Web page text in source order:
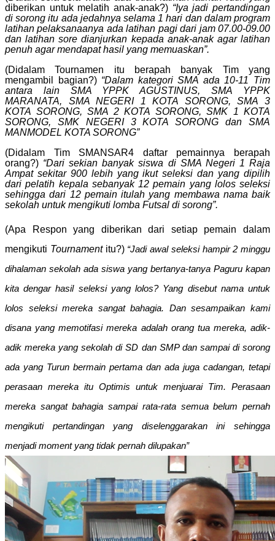
diberikan untuk melatih anak-anak?) “Iya jadi pertandingan
di sorong itu ada jedahnya selama 1 hari dan dalam program
latihan pelaksanaanya ada latihan pagi dari jam 07.00-09.00
dan latihan sore dianjurkan kepada anak-anak agar latihan
penuh agar mendapat hasil yang memuaskan”.
(Didalam Tournamen itu berapah banyak Tim yang
mengambil bagian?) “Dalam kategori SMA ada 10-11 Tim
antara lain SMA YPPK AGUSTINUS, SMA YPPK
MARANATA, SMA NEGERI 1 KOTA SORONG, SMA 3
KOTA SORONG, SMA 2 KOTA SORONG, SMK 1 KOTA
SORONG, SMK NEGERI 3 KOTA SORONG dan SMA
MANMODEL KOTA SORONG”
(Didalam Tim SMANSAR4 daftar pemainnya berapah
orang?) “Dari sekian banyak siswa di SMA Negeri 1 Raja
Ampat sekitar 900 lebih yang ikut seleksi dan yang dipilih
dari pelatih kepala sebanyak 12 pemain yang lolos seleksi
sehingga dari 12 pemain itulah yang membawa nama baik
sekolah untuk mengikuti lomba Futsal di sorong”.
(Apa Respon yang diberikan dari setiap pemain dalam
mengikuti Tournamentitu?) “Jadi awal seleksi hampir 2 minggu
dihalaman sekolah ada siswa yang bertanya-tanya Paguru kapan
kita dengar hasil seleksi yang lolos? Yang disebut nama untuk
lolos seleksi mereka sangat bahagia. Dan sesampaikan kami
disana yang memotifasi mereka adalah orang tua mereka, adik-
adik mereka yang sekolah di SD dan SMP dan sampai di sorong
ada yang Turun bermain pertama dan ada juga cadangan, tetapi
perasaan mereka itu Optimis untuk menjuarai Tim. Perasaan
mereka sangat bahagia sampai rata-rata semua belum pernah
mengikuti pertandingan yang diselenggarakan ini sehingga
menjadi moment yang tidak pernah dilupakan”